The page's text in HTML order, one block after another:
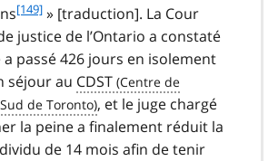
f
o
o
t
n
o
e
[149] » [traduction]. La Cour
justice de l’Ontario a constaté
a passé 426 jours en isolement
séjour au CDST
, et le juge chargé
la peine a finalement réduit la
de 14 mois afin de tenir